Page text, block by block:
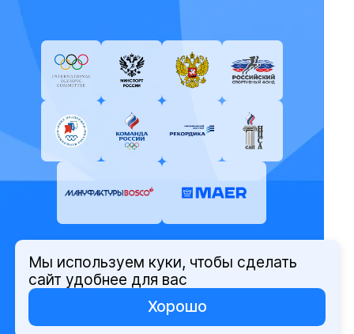
© Олимпийский комитет России,
2026
Политика защиты персональных
Мы используем куки, чтобы сделать
сайт удобнее для вас
Хорошо